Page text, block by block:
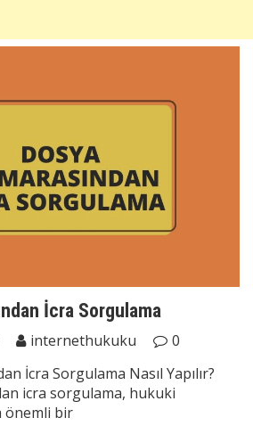
İcra Sorgulama
internethukuku
0
İcra Sorgulama Nasıl Yapılır?
icra sorgulama, hukuki
önemli bir